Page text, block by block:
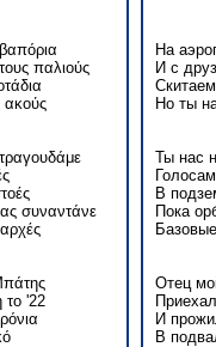
παλιούς
ακούς
συναντάνε
το '22
На
И с
Но ты
Ты нас
В
Пока
Отец
И
В